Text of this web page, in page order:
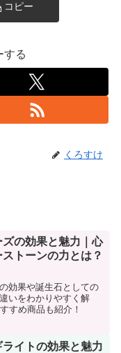
コピー
する
くろすけ
の効果と魅力｜心
トーンの力とは？
効果や誕生石としての
いをわかりやすく解
すめ商品も紹介！
イトの効果と魅力